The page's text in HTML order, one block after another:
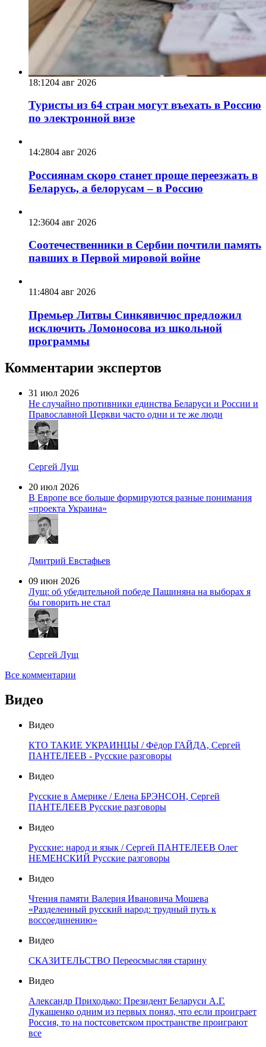
18:1204 авг 2026
Туристы из 64 стран могут въехать в Россию
по электронной визе
14:2804 авг 2026
Россиянам скоро станет проще переезжать в
Беларусь, а белорусам – в Россию
12:3604 авг 2026
Соотечественники в Сербии почтили память
павших в Первой мировой войне
11:4804 авг 2026
Премьер Литвы Синкявичюс предложил
исключить Ломоносова из школьной
программы
Комментарии экспертов
31 июл 2026
Не случайно противники единства Беларуси и России и
Православной Церкви часто одни и те же люди
Сергей Лущ
20 июл 2026
В Европе все больше формируются разные понимания
«проекта Украина»
Дмитрий Евстафьев
09 июн 2026
Лущ: об убедительной победе Пашиняна на выборах я
бы говорить не стал
Сергей Лущ
Все комментарии
Видео
Видео
КТО ТАКИЕ УКРАИНЦЫ / Фёдор ГАЙДА, Сергей
ПАНТЕЛЕЕВ - Русские разговоры
Видео
Русские в Америке / Елена БРЭНСОН, Сергей
ПАНТЕЛЕЕВ Русские разговоры
Видео
Русские: народ и язык / Сергей ПАНТЕЛЕЕВ Олег
НЕМЕНСКИЙ Русские разговоры
Видео
Чтения памяти Валерия Ивановича Мошева
«Разделенный русский народ: трудный путь к
воссоединению»
Видео
СКАЗИТЕЛЬСТВО Переосмысляя старину
Видео
Александр Приходько: Президент Беларуси А.Г.
Лукашенко одним из первых понял, что если проиграет
Россия, то на постсоветском пространстве проиграют
все